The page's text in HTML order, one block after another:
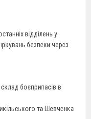
відділень у
безпеки через
боєприпасів в
та Шевченка